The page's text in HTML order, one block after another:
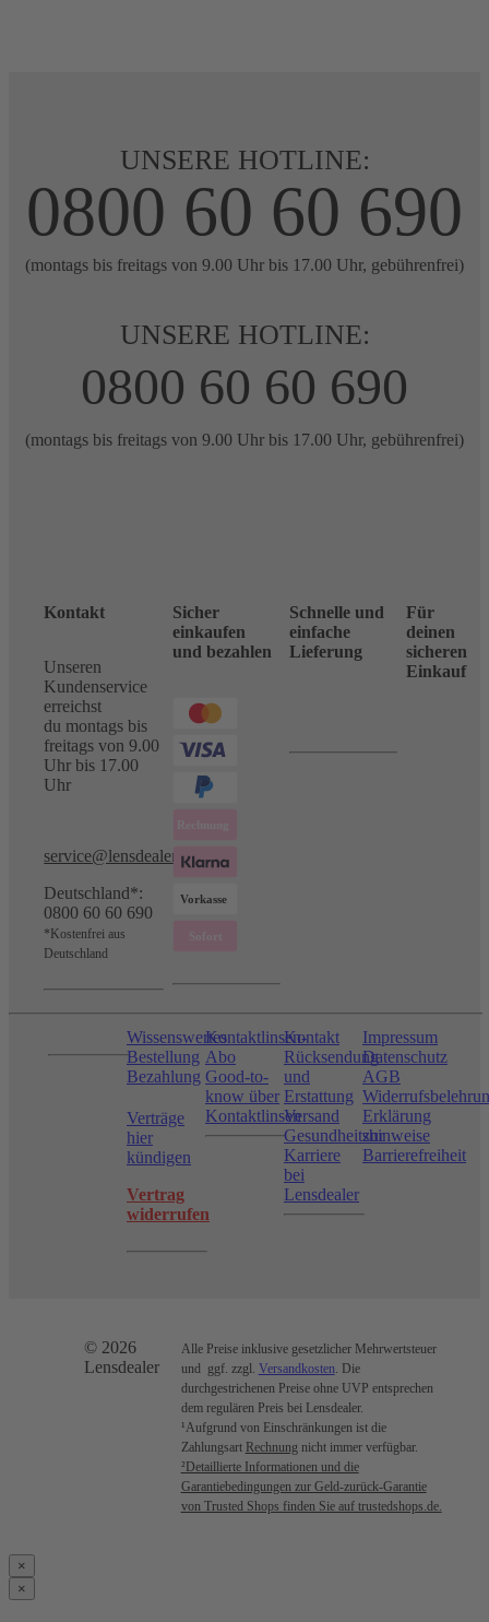
UNSERE HOTLINE:
0800 60 60 690
(montags bis freitags von 9.00 Uhr bis 17.00 Uhr, gebührenfrei)
UNSERE HOTLINE:
0800 60 60 690
(montags bis freitags von 9.00 Uhr bis 17.00 Uhr, gebührenfrei)
Kontakt
Unseren
Kundenservice
erreichst
du montags bis
freitags von 9.00
Uhr bis 17.00
Uhr
service@lensdealer.com
Deutschland*:
0800 60 60 690
*Kostenfrei aus
Deutschland
Sicher
einkaufen
und bezahlen
Schnelle und
einfache
Lieferung
Für
deinen
sicheren
Einkauf
Wissenswertes
Bestellung
Bezahlung
Verträge
hier
kündigen
Vertrag
widerrufen
Kontaktlinsen-
Abo
Good-to-
know über
Kontaktlinsen
Kontakt
Rücksendung
und
Erstattung
Versand
Gesundheitshinweise
Karriere
bei
Lensdealer
Impressum
Datenschutz
AGB
Erklärung
zur
Barrierefreiheit
© 2026
Lensdealer
Alle Preise inklusive gesetzlicher Mehrwertsteuer
und ggf. zzgl. Versandkosten. Die
durchgestrichenen Preise ohne UVP entsprechen
dem regulären Preis bei Lensdealer.
¹Aufgrund von Einschränkungen ist die
Zahlungsart Rechnungnicht immer verfügbar.
²Detaillierte Informationen und die
Garantiebedingungen zur Geld-zurück-Garantie
von Trusted Shops finden Sie auf trustedshops.de.
×
×